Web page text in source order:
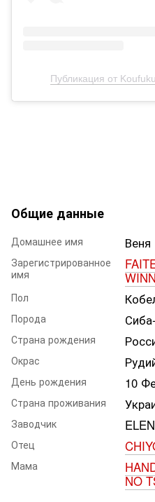
Публикация от
Общие данные
Домашнее имя Веня
Зарегистрированное
имя
Пол
Порода
Страна рождения
Окрас
День рождения 10
Страна проживания
Заводчик
Отец
Мама
NO